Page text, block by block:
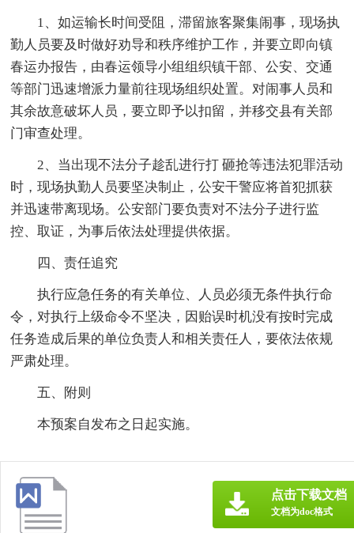
1、如运输长时间受阻，滞留旅客聚集闹事，现场执
勤人员要及时做好劝导和秩序维护工作，并要立即向镇
春运办报告，由春运领导小组组织镇干部、公安、交通
等部门迅速增派力量前往现场组织处置。对闹事人员和
其余故意破坏人员，要立即予以扣留，并移交县有关部
门审查处理。
2、当出现不法分子趁乱进行打 砸抢等违法犯罪活动
时，现场执勤人员要坚决制止，公安干警应将首犯抓获
并迅速带离现场。公安部门要负责对不法分子进行监
控、取证，为事后依法处理提供依据。
四、责任追究
执行应急任务的有关单位、人员必须无条件执行命
令，对执行上级命令不坚决，因贻误时机没有按时完成
任务造成后果的单位负责人和相关责任人，要依法依规
严肃处理。
五、附则
本预案自发布之日起实施。
点击下载文档
文档为doc格式